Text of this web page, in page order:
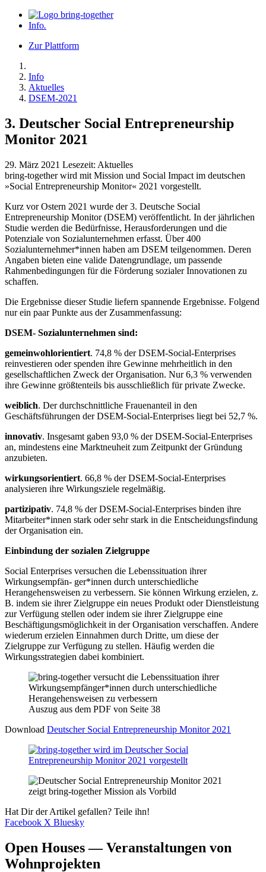
Info.
Zur Plattform
Info
Aktuelles
DSEM-2021
3. Deutscher Social Entrepreneurship
Monitor 2021
29. März 2021 Lesezeit: Aktuelles
bring-together wird mit Mission und Social Impact im deutschen
»Social Entrepreneurship Monitor« 2021 vorgestellt.
Kurz vor Ostern 2021 wurde der 3. Deutsche Social
Entrepreneurship Monitor (DSEM) veröffentlicht. In der jährlichen
Studie werden die Bedürfnisse, Herausforderungen und die
Potenziale von Sozialunternehmen erfasst. Über 400
Sozialunternehmer*innen haben am DSEM teilgenommen. Deren
Angaben bieten eine valide Datengrundlage, um passende
Rahmenbedingungen für die Förderung sozialer Innovationen zu
schaffen.
Die Ergebnisse dieser Studie liefern spannende Ergebnisse. Folgend
nur ein paar Punkte aus der Zusammenfassung:
DSEM- Sozialunternehmen sind:
gemeinwohlorientiert. 74,8 % der DSEM-Social-Enterprises
reinvestieren oder spenden ihre Gewinne mehrheitlich in den
gesellschaftlichen Zweck der Organisation. Nur 6,3 % verwenden
ihre Gewinne größtenteils bis ausschließlich für private Zwecke.
weiblich. Der durchschnittliche Frauenanteil in den
Geschäftsführungen der DSEM-Social-Enterprises liegt bei 52,7 %.
innovativ. Insgesamt gaben 93,0 % der DSEM-Social-Enterprises
an, mindestens eine Marktneuheit zum Zeitpunkt der Gründung
anzubieten.
wirkungsorientiert. 66,8 % der DSEM-Social-Enterprises
analysieren ihre Wirkungsziele regelmäßig.
partizipativ. 74,8 % der DSEM-Social-Enterprises binden ihre
Mitarbeiter*innen stark oder sehr stark in die Entscheidungsfindung
der Organisation ein.
Einbindung der sozialen Zielgruppe
Social Enterprises versuchen die Lebenssituation ihrer
Wirkungsempfän- ger*innen durch unterschiedliche
Herangehensweisen zu verbessern. Sie können Wirkung erzielen, z.
B. indem sie ihrer Zielgruppe ein neues Produkt oder Dienstleistung
zur Verfügung stellen oder indem sie ihrer Zielgruppe eine
Beschäftigungsmöglichkeit in der Organisation verschaffen. Andere
wiederum erzielen Einnahmen durch Dritte, um diese der
Zielgruppe zur Verfügung zu stellen. Häufig werden die
Wirkungsstrategien dabei kombiniert.
Auszug aus dem PDF von Seite 38
Download Deutscher Social Entrepreneurship Monitor 2021
Hat Dir der Artikel gefallen? Teile ihn!
Facebook X Bluesky
Open Houses — Veranstaltungen von
Wohnprojekten